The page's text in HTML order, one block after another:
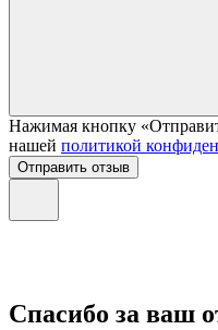
Нажимая кнопку
нашей политикой
Отправить отзыв
Спасибо за ваш